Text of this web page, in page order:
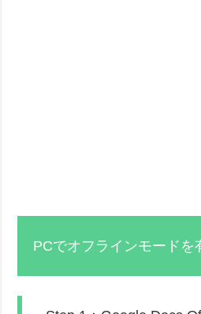
PCでオフラインモードを